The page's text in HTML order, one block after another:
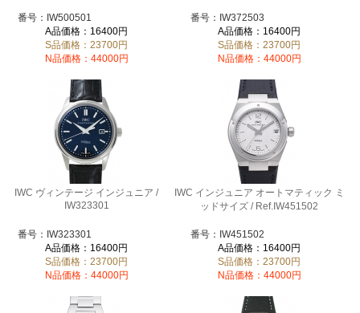
番号：IW500501
A品価格：16400円
S品価格：23700円
N品価格：44000円
番号：IW372503
A品価格：16400円
S品価格：23700円
N品価格：44000円
IWC ヴィンテージ インジュニア /
IW323301
番号：IW323301
A品価格：16400円
S品価格：23700円
N品価格：44000円
IWC インジュニア オートマティック ミ
ッドサイズ / Ref.IW451502
番号：IW451502
A品価格：16400円
S品価格：23700円
N品価格：44000円